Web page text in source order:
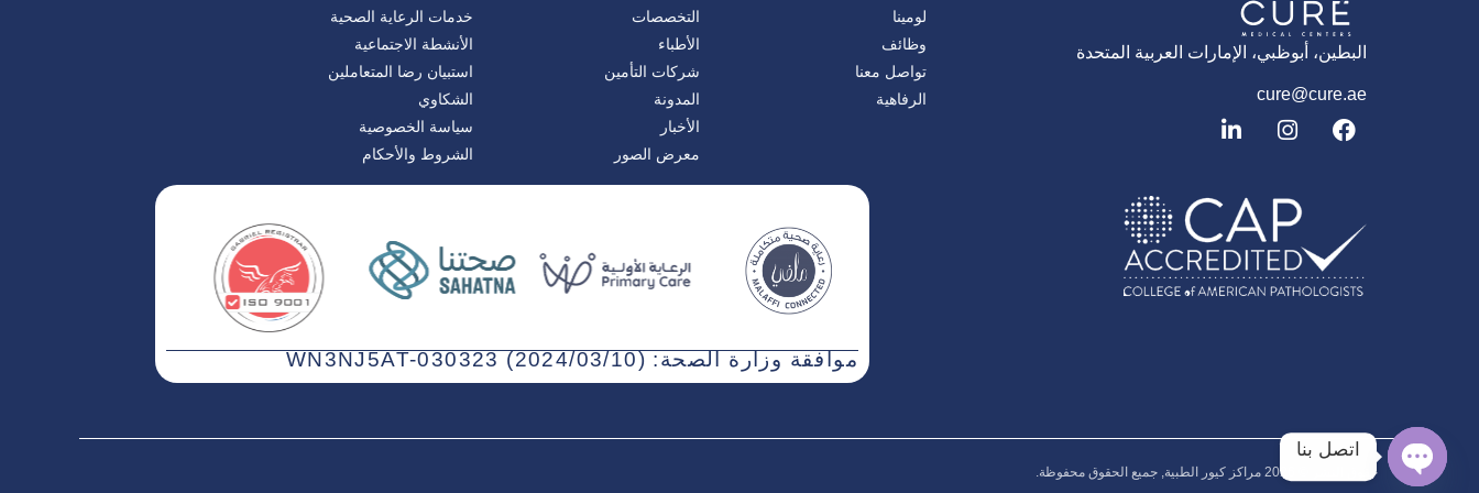
البطين، أبوظبي، الإمارات العربية المتحدة
cure@cure.ae
ف
ي
ا
ن
غ
ر
ا
م
ل
ي
د
إ
ن
لومينا
وظائف
تواصل معنا
الرفاهية
التخصصات
الأطباء
شركات التأمين
المدونة
الأخبار
معرض الصور
خدمات الرعاية الصحية
الأنشطة الاجتماعية
استبيان رضا المتعاملين
الشكاوي
سياسة الخصوصية
الشروط والأحكام
موافقة وزارة الصحة: WN3NJ5AT-030323 (2024/03/10)
حقوق النشر © 2026‎ مراكز كيور الطبية, جميع الحقوق محفوظة.
اتصل بنا